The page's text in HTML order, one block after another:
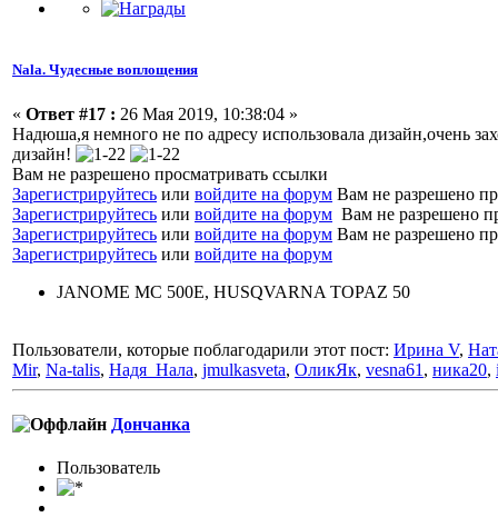
Nala. Чудесные воплощения
« Ответ #17 : 26 Мая 2019, 10:38:04 »
Надюша,я немного не по адресу использовала дизайн,очень
дизайн!
Вам не разрешено просматривать ссылки
Зарегистрируйтесь или войдите на форум Вам не разрешено
Зарегистрируйтесь или войдите на форум Вам не разрешено
Зарегистрируйтесь или войдите на форум Вам не разрешено
Зарегистрируйтесь или войдите на форум
JANOME MC 500E, HUSQVARNA TOPAZ 50
Пользователи, которые поблагодарили этот пост: Ирина V,
Mir, Na-talis, Надя_Нала, jmulkasveta, ОликЯк, vesna61 , ника20,
Дончанка
Пользовaтeль